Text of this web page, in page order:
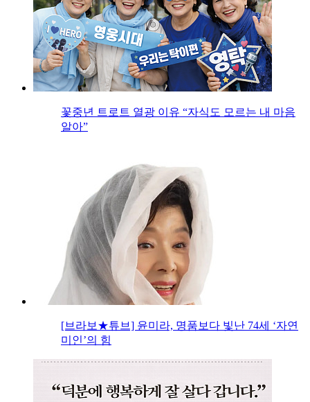
꽃중년 트로트 열광 이유 “자식도 모르는 내 마음
알아”
[브라보★튜브] 윤미라, 명품보다 빛난 74세 ‘자연
미인’의 힘